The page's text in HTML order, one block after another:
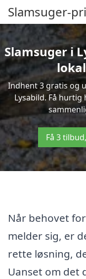
Slamsuger-
Slamsuger i
Indhent 3 gratis og
Lysabild. Få
Få 3
Når behovet
melder sig, er
rette løsning,
Uanset om det